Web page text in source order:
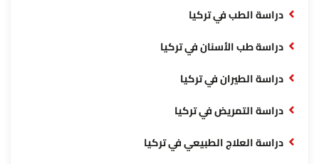
دراسة الطب في تركيا
دراسة طب الأسنان في تركيا
دراسة الطيران في تركيا
دراسة التمريض في تركيا
دراسة العلاج الطبيعي في تركيا